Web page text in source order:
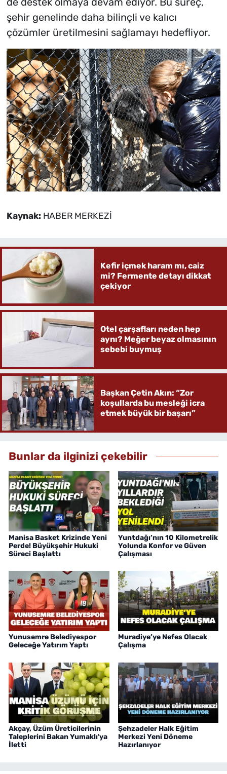
şehir genelinde daha bilinçli ve kalıcı
çözümler üretilmesini sağlamayı hedefliyor.
Kaynak: HABER MERKEZİ
Kefir içmek haram mı, caiz
mi? Fermente detayı dikkat
çekiyor
Otel çarşafları neden hep
aynı? Meğer beyaz olmasının
sebebi buymuş
Başkan Çetin Akın: “Zor
koşullarda bu mesleği icra
etmek büyük bir başarı”
Bunlar da ilginizi çekebilir
Manisa Basket Krizinde Yeni
Perde! Büyükşehir Hukuki
Süreci Başlattı
Yuntdağı’nın 10 Kilometrelik
Yolunda Konfor ve Güven
Çalışması
Yunusemre Belediyespor
Geleceğe Yatırım Yaptı
Muradiye’ye Nefes Olacak
Çalışma
Akçay, Üzüm Üreticilerinin
Taleplerini Bakan Yumaklı'ya
İletti
Şehzadeler Halk Eğitim
Merkezi Yeni Döneme
Hazırlanıyor